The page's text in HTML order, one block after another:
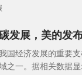
发展，美的发
国经济发展的重要
之一。据相关数据